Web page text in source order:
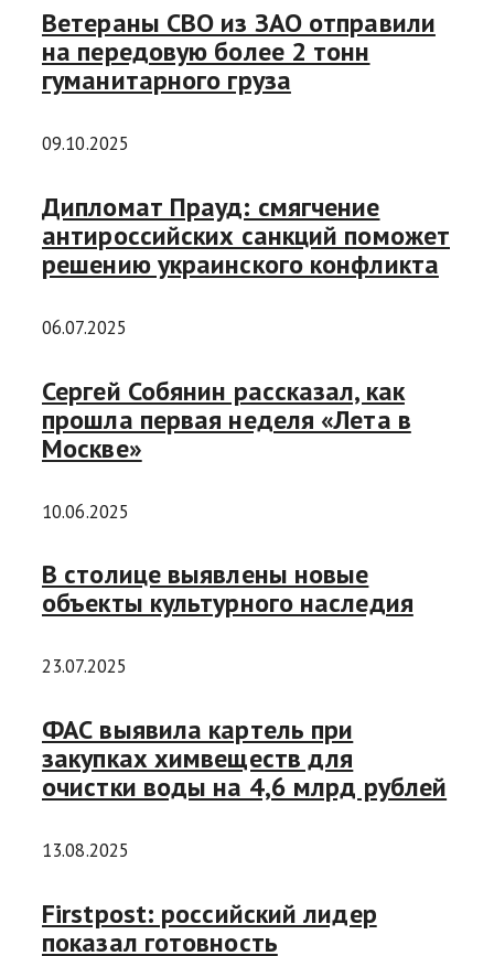
Ветераны СВО из ЗАО отправили
на передовую более 2 тонн
гуманитарного груза
09.10.2025
Дипломат Прауд: смягчение
антироссийских санкций поможет
решению украинского конфликта
06.07.2025
Сергей Собянин рассказал, как
прошла первая неделя «Лета в
Москве»
10.06.2025
В столице выявлены новые
объекты культурного наследия
23.07.2025
ФАС выявила картель при
закупках химвеществ для
очистки воды на 4,6 млрд рублей
13.08.2025
Firstpost: российский лидер
показал готовность